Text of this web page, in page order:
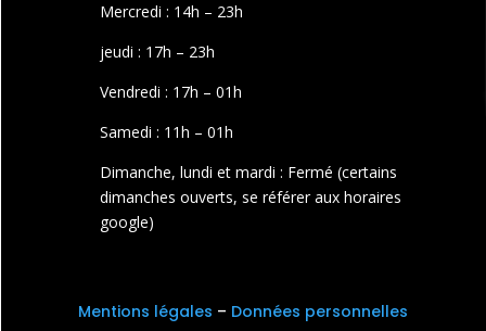
Mercredi : 14h – 23h
jeudi : 17h – 23h
Vendredi : 17h – 01h
Samedi : 11h – 01h
Dimanche, lundi et mardi : Fermé (certains
dimanches ouverts, se référer aux horaires
google)
Mentions légales – Données personnelles